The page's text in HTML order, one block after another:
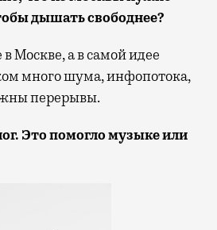
дышать свободнее?
Москве, а в самой идее
много шума, инфопотока,
перерывы.
Это помогло музыке или